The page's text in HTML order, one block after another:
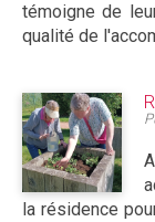
témoigne de
qualité de
la résidence